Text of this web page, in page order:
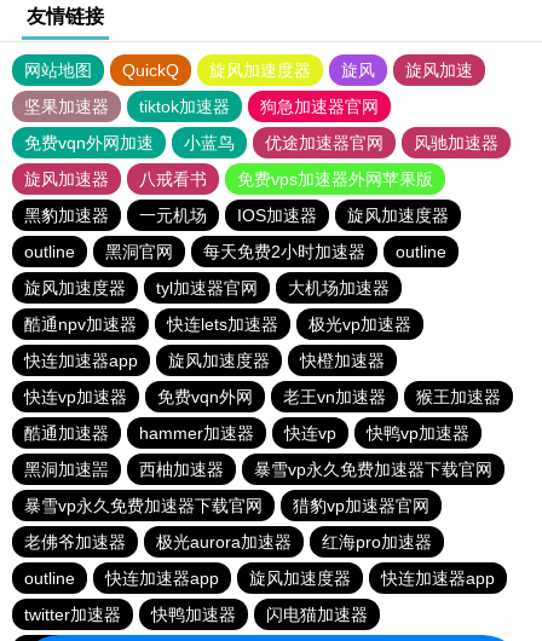
友情链接
网站地图 QuickQ 旋风加速度器 旋风
旋风加速
坚果加速器
tiktok加速器
狗急加速器官网
免费vqn外网加速
小蓝鸟 优途加速器官网
风驰加速器
旋风加速器
八戒看书
免费vps加速器外网苹果版
黑豹加速器
一元机场 IOS加速器
旋风加速度器
outline
黑洞官网 每天免费2小时加速器
outline
旋风加速度器
tyl加速器官网
大机场加速器
酷通npv加速器
快连lets加速器
极光vp加速器
快连加速器app
旋风加速度器
快橙加速器
快连vp加速器
免费vqn外网 老王vn加速器
猴王加速器
酷通加速器
hammer加速器 快连vp
快鸭vp加速器
黑洞加速噐
西柚加速器
暴雪vp永久免费加速器下载官网
暴雪vp永久免费加速器下载官网
猎豹vp加速器官网
老佛爷加速器
极光aurora加速器
红海pro加速器
outline
快连加速器app 旋风加速度器
快连加速器app
twitter加速器
快鸭加速器 闪电猫加速器